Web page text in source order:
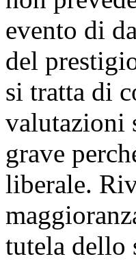
evento di
del
si tratta di
valutazioni
grave
liberale.
tutela dello